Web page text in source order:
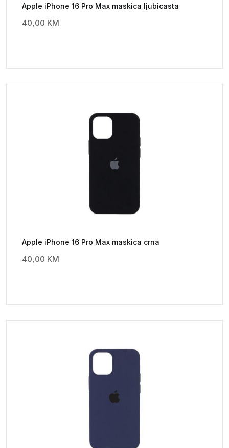
Apple iPhone 16 Pro Max maskica ljubicasta
40,00 KM
Apple iPhone 16 Pro Max maskica crna
40,00 KM